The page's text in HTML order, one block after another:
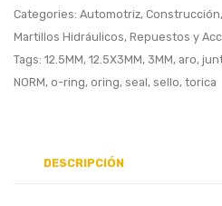
Categories: Automotriz, Construcción,
Martillos Hidráulicos, Repuestos y
Tags: 12.5MM, 12.5X3MM, 3MM, aro,
NORM, o-ring, oring, seal, sello, torica
DESCRIPCIÓN